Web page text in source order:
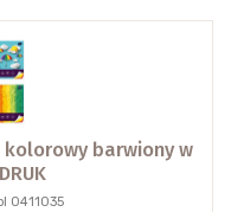
barwiony w
0411035